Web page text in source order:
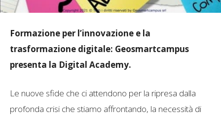
Formazione per l’innovazione e la
trasformazione digitale: Geosmartcampus
presenta la Digital Academy.
Le nuove sfide che ci attendono per la ripresa dalla
profonda crisi che stiamo affrontando, la necessità di